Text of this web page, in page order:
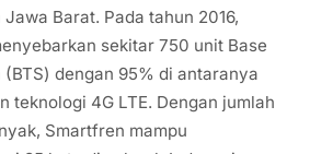
Barat. Pada tahun 2016,
sekitar 750 unit Base
dengan 95% di antaranya
teknologi 4G LTE. Dengan jumlah
Smartfren mampu